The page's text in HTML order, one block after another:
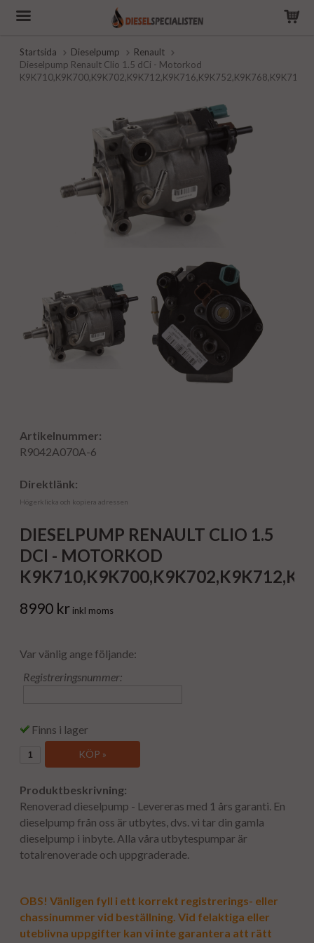
Startsida Dieselpump
Renault
Dieselpump Renault Clio 1.5 dCi - Motorkod
Artikelnummer:
R9042A070A-6
Direktlänk:
Högerklicka och kopiera adressen
DIESELPUMP RENAULT CLIO 1.5
DCI - MOTORKOD
8990 kr inkl moms
Var vänlig ange följande:
Registreringsnummer:
Finns i lager
KÖP »
Produktbeskrivning:
Renoverad dieselpump - Levereras med 1 års garanti. En
dieselpump från oss är utbytes, dvs. vi tar din gamla
dieselpump i inbyte. Alla våra utbytespumpar är
totalrenoverade och uppgraderade.
OBS! Vänligen fyll i ett korrekt registrerings- eller
chassinummer vid beställning. Vid felaktiga eller
uteblivna uppgifter kan vi inte garantera att rätt